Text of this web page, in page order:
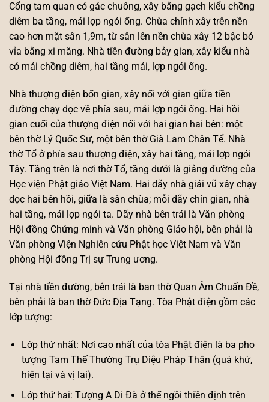
Cổng tam quan có gác chuông, xây bằng gạch kiểu chồng
diêm ba tầng, mái lợp ngói ống. Chùa chính xây trên nền
cao hơn mặt sân 1,9m, từ sân lên nền chùa xây 12 bậc bó
vỉa bằng xi măng. Nhà tiền đường bảy gian, xây kiểu nhà
có mái chồng diêm, hai tầng mái, lợp ngói ống.
Nhà thượng điện bốn gian, xây nối với gian giữa tiền
đường chạy dọc về phía sau, mái lợp ngói ống. Hai hồi
gian cuối của thượng điện nối với hai gian hai bên: một
bên thờ Lý Quốc Sư, một bên thờ Già Lam Chân Tể. Nhà
thờ Tổ ở phía sau thượng điện, xây hai tầng, mái lợp ngói
Tây. Tầng trên là nơi thờ Tổ, tầng dưới là giảng đường của
Học viện Phật giáo Việt Nam. Hai dãy nhà giải vũ xây chạy
dọc hai bên hồi, giữa là sân chùa; mỗi dãy chín gian, nhà
hai tầng, mái lợp ngói ta. Dãy nhà bên trái là Văn phòng
Hội đồng Chứng minh và Văn phòng Giáo hội, bên phải là
Văn phòng Viện Nghiên cứu Phật học Việt Nam và Văn
phòng Hội đồng Trị sự Trung ương.
Tại nhà tiền đường, bên trái là ban thờ Quan Âm Chuẩn Đề,
bên phải là ban thờ Đức Địa Tạng. Tòa Phật điện gồm các
lớp tượng:
Lớp thứ nhất: Nơi cao nhất của tòa Phật điện là ba pho
tượng Tam Thế Thường Trụ Diệu Pháp Thân (quá khứ,
hiện tại và vị lai).
Lớp thứ hai: Tượng A Di Đà ở thế ngồi thiền định trên